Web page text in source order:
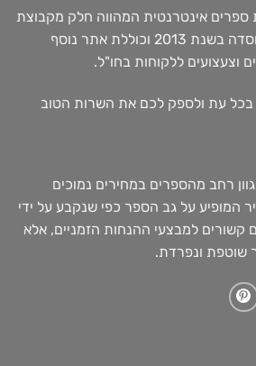
ספרים אינטרנטית המהווה חלק מקבוצת
"עטיה שיווק". החברה נוסדה בשנת 2013 וכוללת אתר נוסף
ללקוחות בחו"ל.
עת ולספק לכם את השרות הטוב
רחב מהספרים במחירים נמוכים
המופיע על גב הספר כפי שנקבע על ידי
קשורים למבצעי ההנחות הזמניים, אלא
שוטפת ונפרדת.